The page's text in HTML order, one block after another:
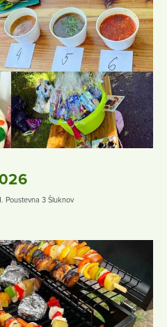
Poustevna 3 Šluknov